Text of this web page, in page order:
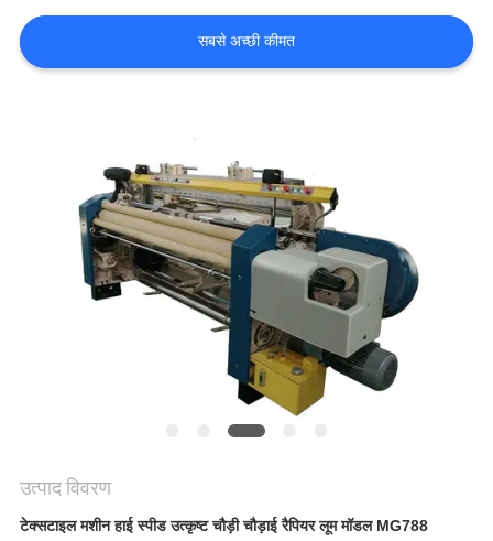
करें
POLICY
सबसे अच्छी कीमत
उत्पाद विवरण
टेक्सटाइल मशीन हाई स्पीड उत्कृष्ट चौड़ी चौड़ाई रैपियर लूम मॉडल MG788